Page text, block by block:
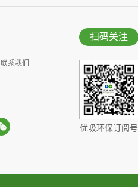
联系我们
扫码关注
优吸环保订阅号